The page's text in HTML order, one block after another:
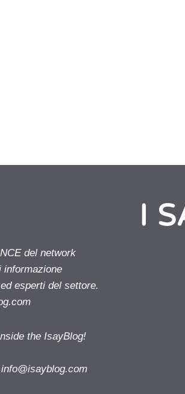
del network
informazione
esperti del settore.
the IsayBlog!
info@isayblog.com